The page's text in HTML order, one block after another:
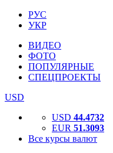
РУС
УКР
ВИДЕО
ФОТО
ПОПУЛЯРНЫЕ
СПЕЦПРОЕКТЫ
USD
USD 44.4732
EUR 51.3093
Все курсы валют